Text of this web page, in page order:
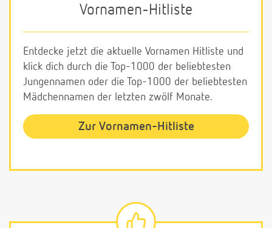
Vornamen-Hitliste
Entdecke jetzt die aktuelle Vornamen Hitliste und
klick dich durch die Top-1000 der beliebtesten
Jungennamen oder die Top-1000 der beliebtesten
Mädchennamen der letzten zwölf Monate.
Zur Vornamen-Hitliste